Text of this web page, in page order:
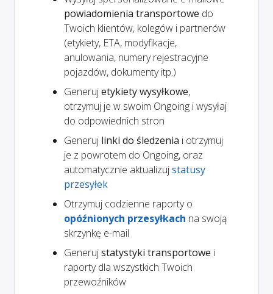
powiadomienia transportowe do
Twoich klientów, kolegów i partnerów
(etykiety, ETA, modyfikacje,
anulowania, numery rejestracyjne
pojazdów, dokumenty itp.)
Generujetykiety wysyłkowe,
otrzymuj je w swoim Ongoing i wysyłaj
do odpowiednich stron
Generuj linki do śledzenia i otrzymuj
je z powrotem do Ongoing, oraz
automatycznie aktualizujstatusy
przesyłek
Otrzymuj codzienne raporty o
opóźnionych przesyłkach na swoją
skrzynkę e-mail
Generujstatystyki transportowe i
raporty dla wszystkich Twoich
przewoźników